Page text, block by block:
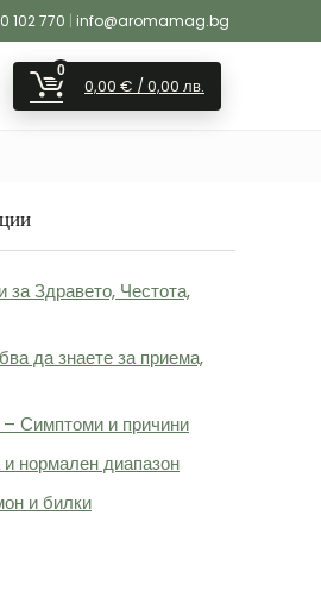
102 770 | info@aromamag.bg
0
0,00 € / 0,00 лв.
Здравето, Честота,
да знаете за приема,
– Симптоми и причини
нормален диапазон
и билки